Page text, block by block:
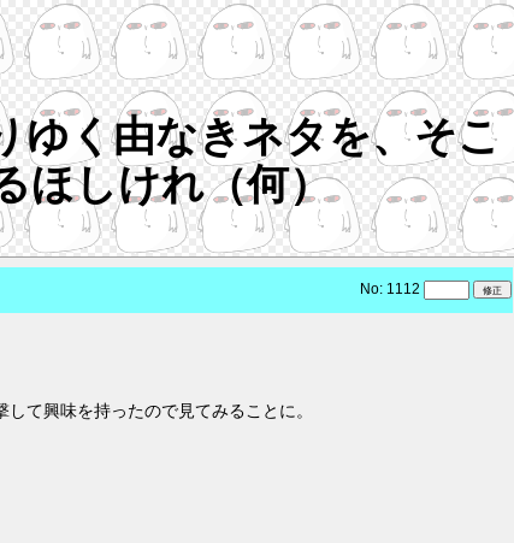
ゆく由なきネタを、そこ
ほしけれ（何）
No: 1112
て興味を持ったので見てみることに。